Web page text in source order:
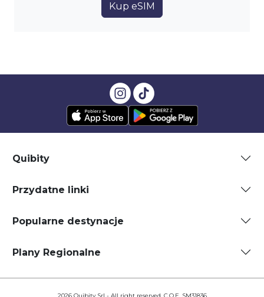
Kup eSIM
Quibity
Przydatne linki
Popularne destynacje
Plany Regionalne